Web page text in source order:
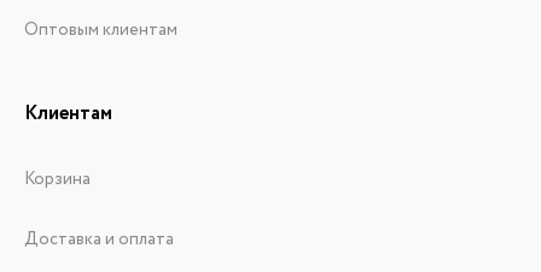
Оптовым клиентам
Клиентам
Корзина
Доставка и оплата